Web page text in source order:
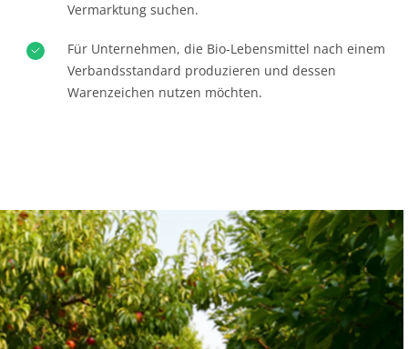
UNSERE GESCHÄFTSBEREICHE
Haushaltsprodukte
Nachhaltige Materialien
Inputs
Vermarktung suchen.
Für Unternehmen, die Bio-Lebensmittel nach einem
Verbandsstandard produzieren und dessen
Warenzeichen nutzen möchten.